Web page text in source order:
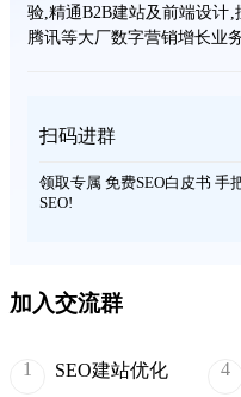
验,精通B2B建站及前端设计,
腾讯等大厂数字营销增长业
扫码进群
领取专属 免费SEO白皮书 手
SEO!
加入交流群
1 SEO建站优化 4